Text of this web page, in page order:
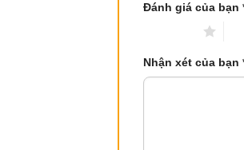
Đánh giá của bạn
Nhận xét của bạn